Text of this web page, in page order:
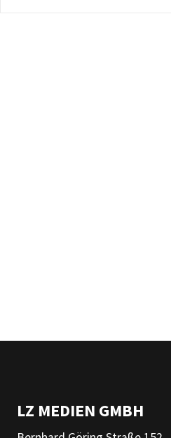
LZ MEDIEN GMBH